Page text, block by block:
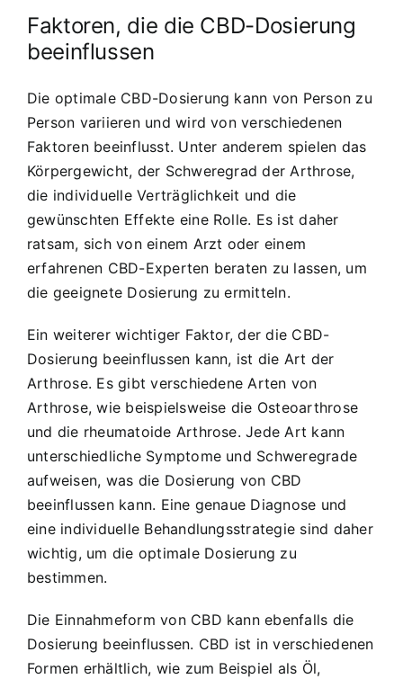
Faktoren, die die CBD-Dosierung
beeinflussen
Die optimale CBD-Dosierung kann von Person zu
Person variieren und wird von verschiedenen
Faktoren beeinflusst. Unter anderem spielen das
Körpergewicht, der Schweregrad der Arthrose,
die individuelle Verträglichkeit und die
gewünschten Effekte eine Rolle. Es ist daher
ratsam, sich von einem Arzt oder einem
erfahrenen CBD-Experten beraten zu lassen, um
die geeignete Dosierung zu ermitteln.
Ein weiterer wichtiger Faktor, der die CBD-
Dosierung beeinflussen kann, ist die Art der
Arthrose. Es gibt verschiedene Arten von
Arthrose, wie beispielsweise die Osteoarthrose
und die rheumatoide Arthrose. Jede Art kann
unterschiedliche Symptome und Schweregrade
aufweisen, was die Dosierung von CBD
beeinflussen kann. Eine genaue Diagnose und
eine individuelle Behandlungsstrategie sind daher
wichtig, um die optimale Dosierung zu
bestimmen.
Die Einnahmeform von CBD kann ebenfalls die
Dosierung beeinflussen. CBD ist in verschiedenen
Formen erhältlich, wie zum Beispiel als Öl,